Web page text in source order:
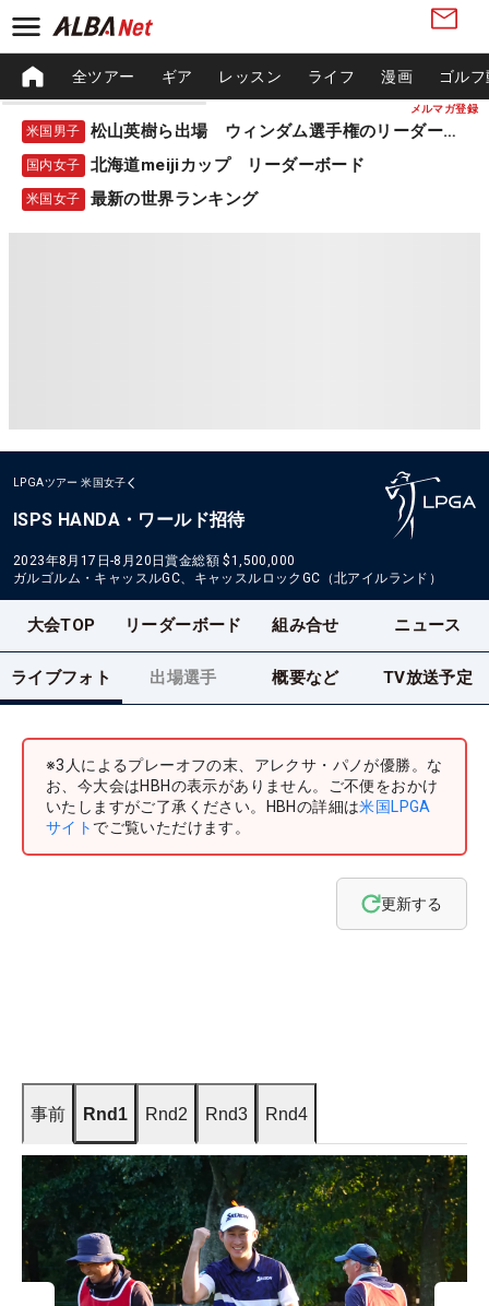
メルマガ登録
全ツアー ギア レッスン ライフ 漫画 ゴル
米国男子 松山英樹ら出場 ウィンダム選手権のリーダーボード
国内女子 北海道meijiカップ リーダーボード
米国女子 最新の世界ランキング
LPGAツアー 米国女子
ISPS HANDA・ワールド招待
2023年8月17日-8月20日賞金総額 $1,500,000
ガルゴルム・キャッスルGC、キャッスルロックGC（北アイルランド）
大会TOP リーダーボード 組み合せ ニュース
ライブフォト 出場選手 概要など TV放送予定
※3人によるプレーオフの末、アレクサ・パノが優勝。な
お、今大会はHBHの表示がありません。ご不便をおかけ
いたしますがご了承ください。HBHの詳細は米国LPGA
サイト でご覧いただけます。
更新する
事前 Rnd1 Rnd2 Rnd3 Rnd4